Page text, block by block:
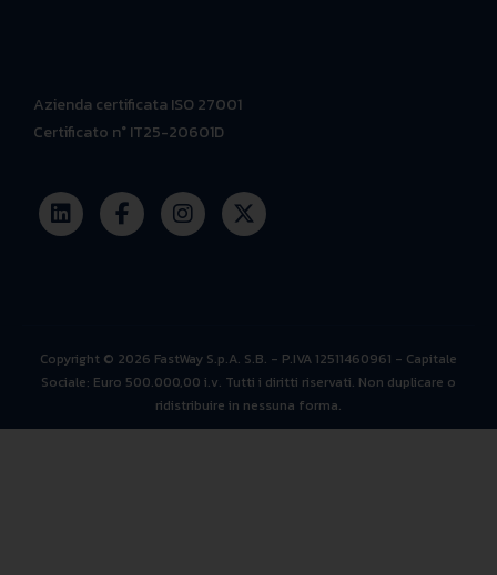
Azienda certificata ISO 27001
Certificato n° IT25-20601D
Copyright © 2026 FastWay S.p.A. S.B. - P.IVA 12511460961 - Capitale
Sociale: Euro 500.000,00 i.v. Tutti i diritti riservati. Non duplicare o
ridistribuire in nessuna forma.